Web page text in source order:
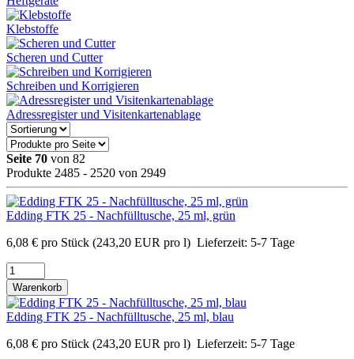
Klebstoffe
Scheren und Cutter
Schreiben und Korrigieren
Adressregister und Visitenkartenablage
Seite 70 von 82
Produkte 2485 - 2520 von 2949
Edding FTK 25 - Nachfülltusche, 25 ml, grün
6,08 € pro Stück (243,20 EUR pro l) Lieferzeit: 5-7 Tage
Warenkorb
Edding FTK 25 - Nachfülltusche, 25 ml, blau
6,08 € pro Stück (243,20 EUR pro l) Lieferzeit: 5-7 Tage